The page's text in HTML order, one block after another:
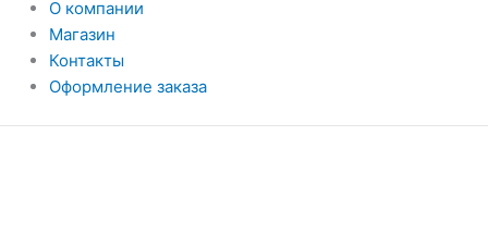
О компании
Магазин
Контакты
Оформление заказа